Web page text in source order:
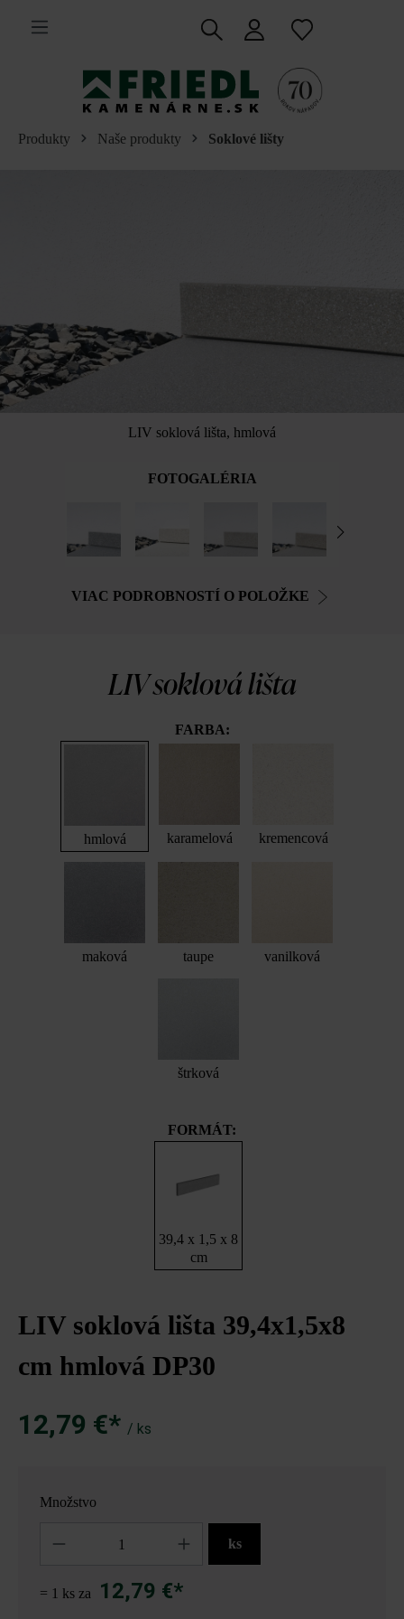
hlavný obsah
Produkty Naše produkty Soklové lišty
LIV soklová lišta, hmlová
FOTOGALÉRIA
VIAC PODROBNOSTÍ O POLOŽKE
LIV soklová lišta
FARBA:
hmlová karamelová kremencová
maková taupe vanilková
štrková
FORMÁT:
39,4 x 1,5 x 8
cm
LIV soklová lišta 39,4x1,5x8
cm hmlová DP30
12,79 €* / ks
Množstvo
ks
= 1 ks za 12,79 €*